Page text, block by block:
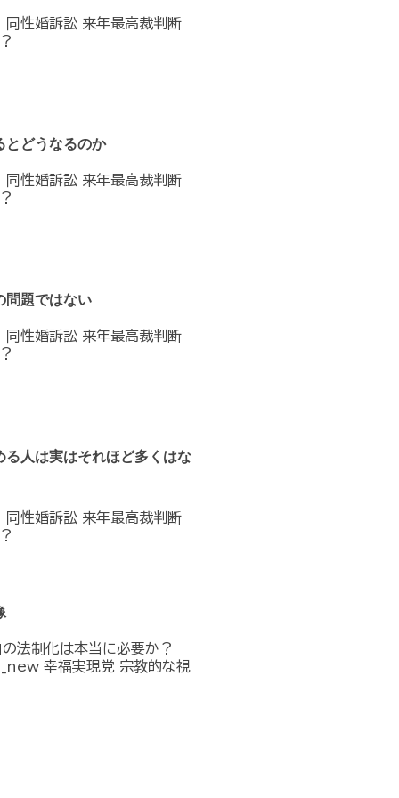
性婚訴訟 来年最高裁判断
とどうなるのか
性婚訴訟 来年最高裁判断
問題ではない
性婚訴訟 来年最高裁判断
人は実はそれほど多くはな
性婚訴訟 来年最高裁判断
法制化は本当に必要か？
幸福実現党 宗教的な視